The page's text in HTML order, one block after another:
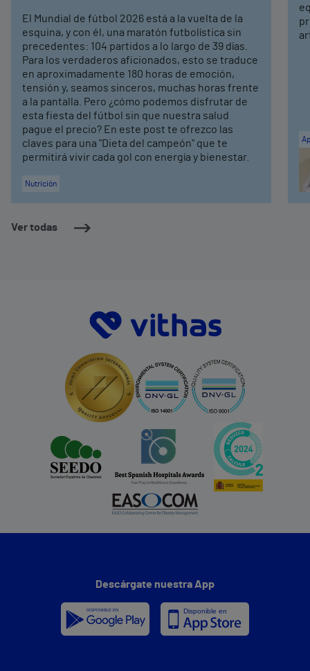
Ver todas
El Mundial de fútbol 2026 está a la vuelta de la
esquina, y con él, una maratón futbolística sin
precedentes: 104 partidos a lo largo de 39 días.
Para los verdaderos aficionados, esto se traduce
en aproximadamente 180 horas de emoción,
tensión y, seamos sinceros, muchas horas frente
a la pantalla. Pero ¿cómo podemos disfrutar de
esta fiesta del fútbol sin que nuestra salud
pague el precio? En este post te ofrezco las
claves para una "Dieta del campeón" que te
permitirá vivir cada gol con energía y bienestar.
Nutrición
Descárgate nuestra App